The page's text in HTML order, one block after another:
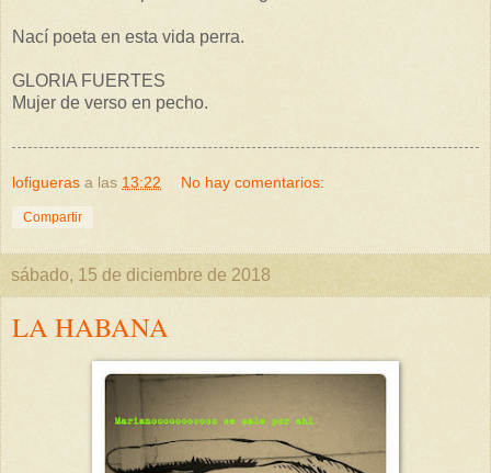
Nací poeta en esta vida perra.
GLORIA FUERTES
Mujer de verso en pecho.
lofigueras a las 13:22 No hay comentarios:
Compartir
sábado, 15 de diciembre de 2018
LA HABANA